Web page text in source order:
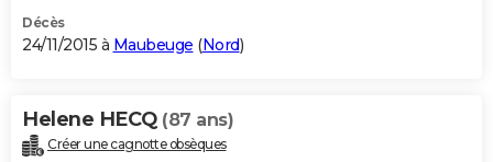
Décès
24/11/2015 à Maubeuge (Nord)
Helene HECQ (87 ans)
Créer une cagnotte obsèques